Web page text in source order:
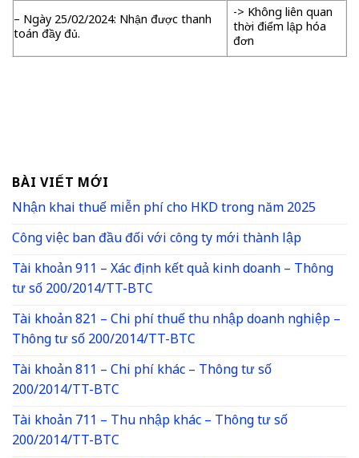
– Ngày 25/02/2024: Nhận được thanh
toán đầy đủ.
-> Không liên quan
thời điểm lập hóa
đơn
BÀI VIẾT MỚI
Nhận khai thuế miễn phí cho HKD trong năm 2025
Công việc ban đầu đối với công ty mới thành lập
Tài khoản 911 – Xác định kết quả kinh doanh – Thông
tư số 200/2014/TT-BTC
Tài khoản 821 – Chi phí thuế thu nhập doanh nghiệp –
Thông tư số 200/2014/TT-BTC
Tài khoản 811 – Chi phí khác – Thông tư số
200/2014/TT-BTC
Tài khoản 711 – Thu nhập khác – Thông tư số
200/2014/TT-BTC